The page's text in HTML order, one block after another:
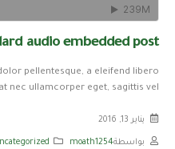
audio embedded post
pellentesque, a eleifend libero
nec ullamcorper eget, sagittis vel...
يناير 13, 2016
بواسطةmoath1254